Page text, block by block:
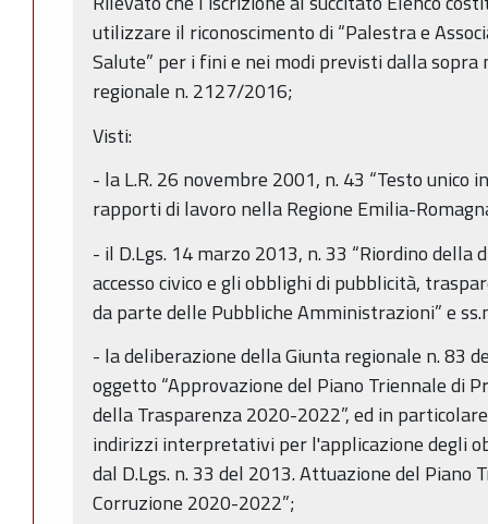
utilizzare il riconoscimento di “Palestra e
Salute” per i fini e nei modi previsti dalla
regionale n. 2127/2016;
Visti:
- la L.R. 26 novembre 2001, n. 43 “Testo unico
rapporti di lavoro nella Regione Emilia-
- il D.Lgs. 14 marzo 2013, n. 33 “Riordino
accesso civico e gli obblighi di pubblicità,
da parte delle Pubbliche Amministrazioni” e
- la deliberazione della Giunta regionale n. 83
oggetto “Approvazione del Piano Triennale di
della Trasparenza 2020-2022”, ed in
indirizzi interpretativi per l'applicazione degli
dal D.Lgs. n. 33 del 2013. Attuazione del Piano
Corruzione 2020-2022”;